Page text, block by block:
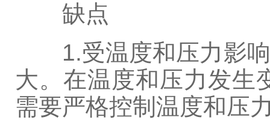
缺点
1.受温度和压力影响
大。在温度和压力发生
需要严格控制温度和压